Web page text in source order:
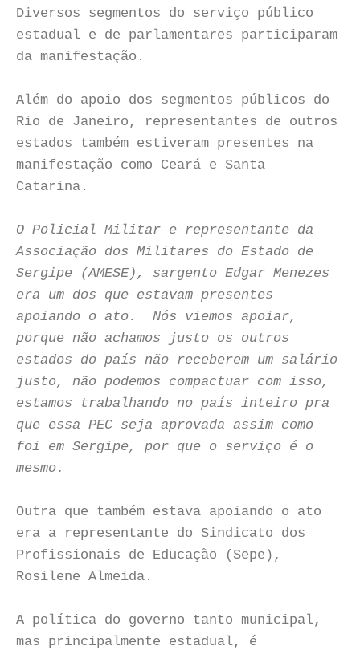
Diversos segmentos do serviço público
estadual e de parlamentares participaram
da manifestação.
Além do apoio dos segmentos públicos do
Rio de Janeiro, representantes de outros
estados também estiveram presentes na
manifestação como Ceará e Santa
Catarina.
O Policial Militar e representante da
Associação dos Militares do Estado de
Sergipe (AMESE), sargento Edgar Menezes
era um dos que estavam presentes
apoiando o ato. Nós viemos apoiar,
porque não achamos justo os outros
estados do país não receberem um salário
justo, não podemos compactuar com isso,
estamos trabalhando no país inteiro pra
que essa PEC seja aprovada assim como
foi em Sergipe, por que o serviço é o
mesmo.
Outra que também estava apoiando o ato
era a representante do Sindicato dos
Profissionais de Educação (Sepe),
Rosilene Almeida.
A política do governo tanto municipal,
mas principalmente estadual, é